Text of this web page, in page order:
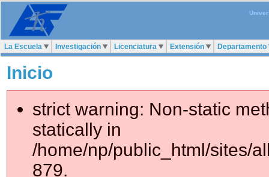
La Escuela Investigación Licenciatura Extensión Departamento
Inicio
strict warning: Non-static
statically in
/home/np/public_html/sites/
879.